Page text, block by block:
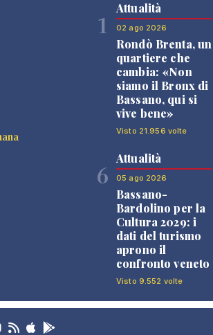
1
Attualità
02 ago 2026
Rondò Brenta, un
quartiere che
cambia: «Non
siamo il Bronx di
Bassano, qui si
vive bene»
Visto 21.956 volte
6
Attualità
05 ago 2026
Bassano-
Bardolino per la
Cultura 2029: i
dati del turismo
aprono il
confronto veneto
Visto 9.552 volte